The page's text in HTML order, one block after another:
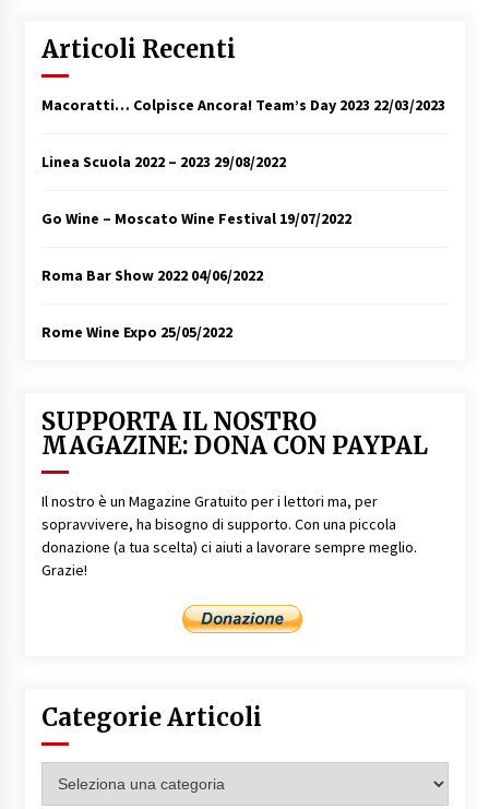
Articoli Recenti
Macoratti… Colpisce Ancora! Team’s Day 2023 22/03/2023
Linea Scuola 2022 – 2023 29/08/2022
Go Wine – Moscato Wine Festival 19/07/2022
Roma Bar Show 2022 04/06/2022
Rome Wine Expo 25/05/2022
SUPPORTA IL NOSTRO
MAGAZINE: DONA CON PAYPAL
Il nostro è un Magazine Gratuito per i lettori ma, per
sopravvivere, ha bisogno di supporto. Con una piccola
donazione (a tua scelta) ci aiuti a lavorare sempre meglio.
Grazie!
Categorie Articoli
Articoli